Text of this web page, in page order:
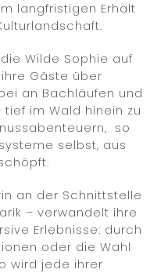
langfristigen Erhalt
Wilde Sophie auf
Gäste über
an Bachläufen und
im Wald hinein zu
so
selbst, aus
an der Schnittstelle
– verwandelt ihre
Erlebnisse: durch
oder die Wahl
wird jede ihrer